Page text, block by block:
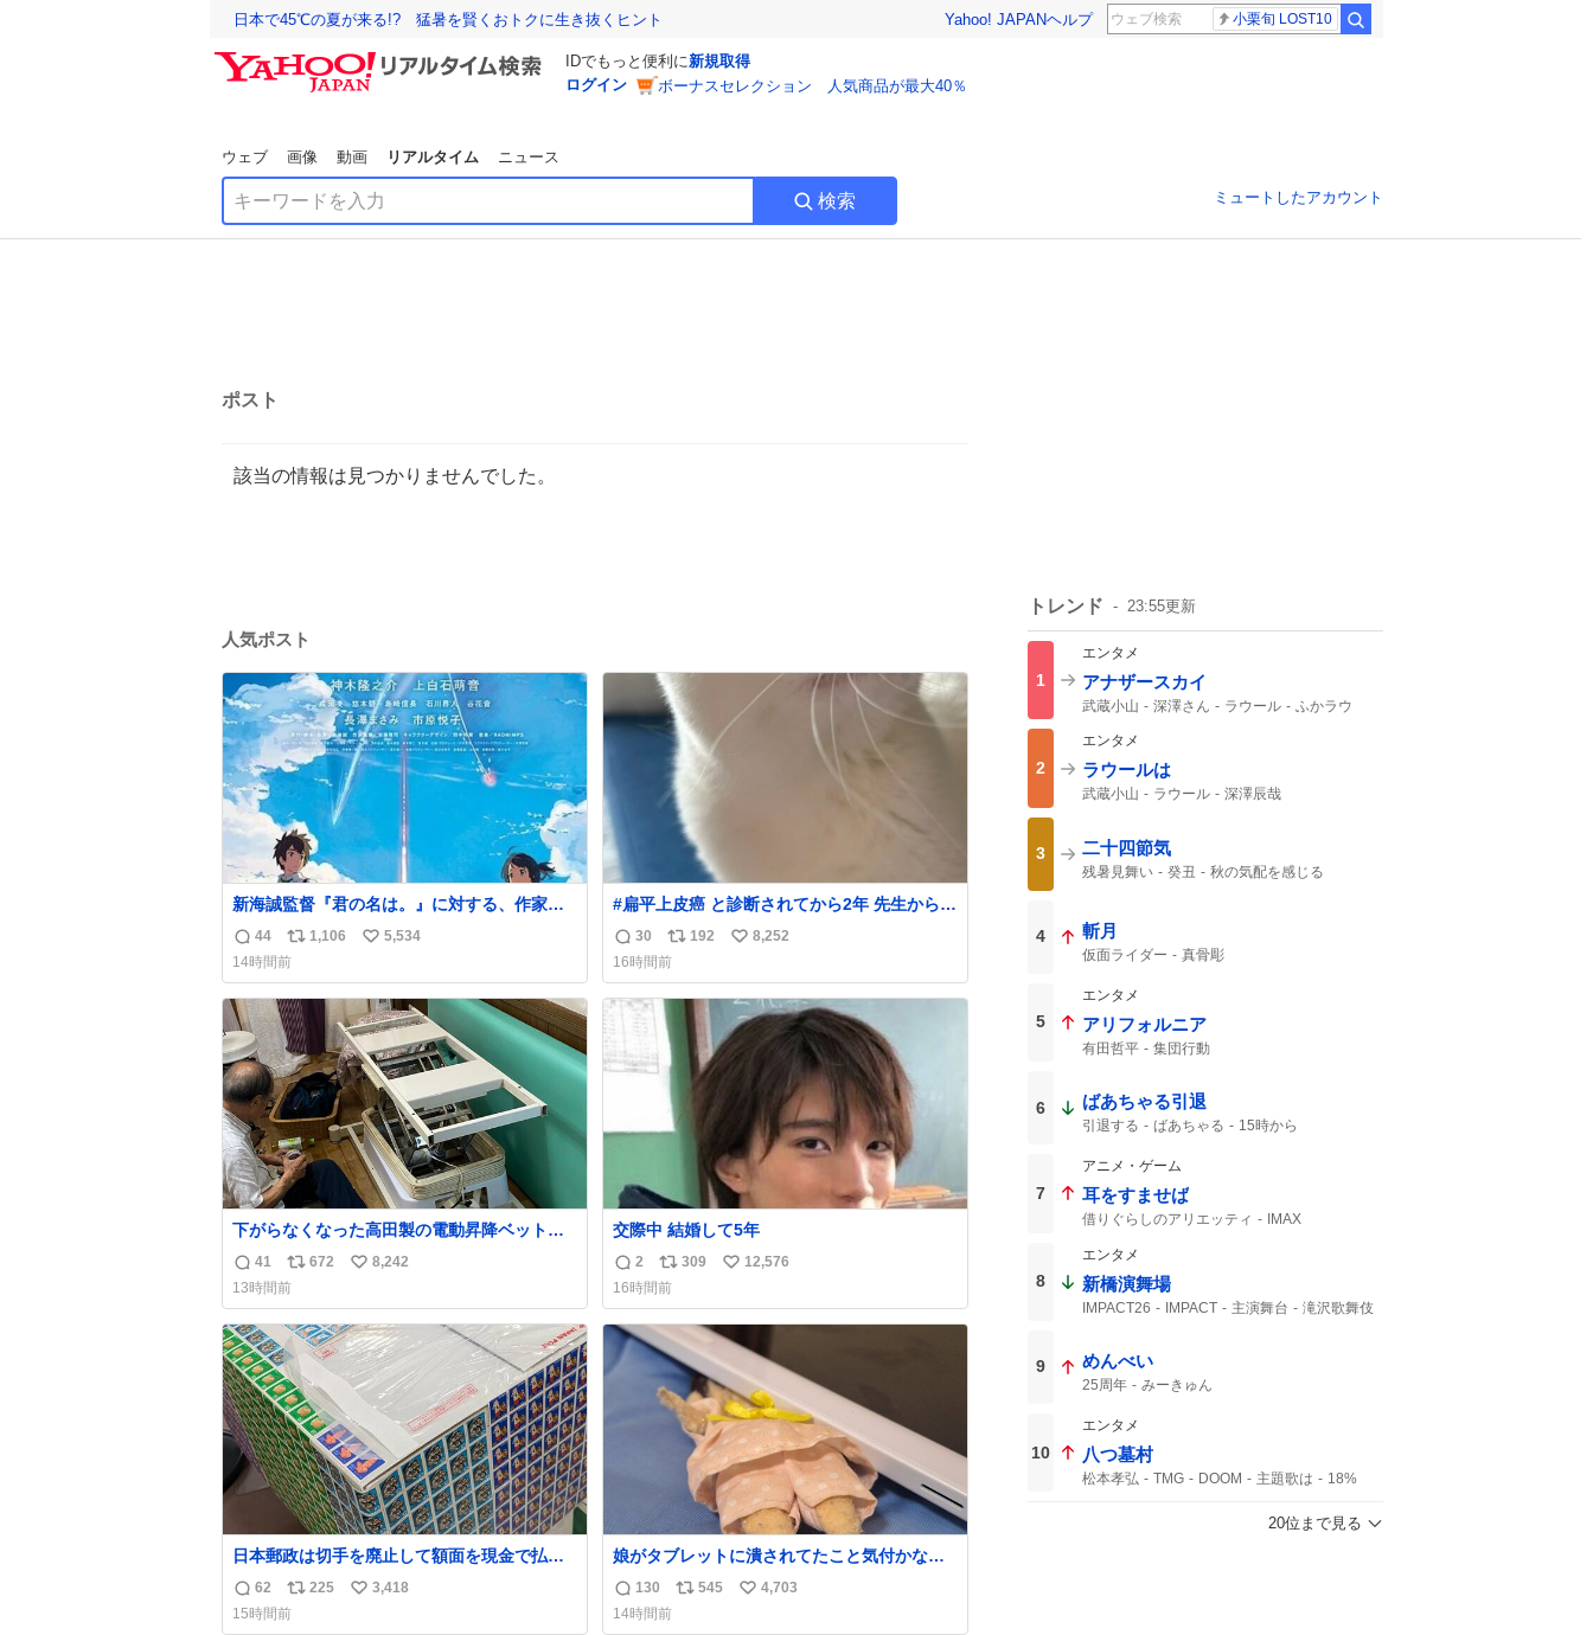
日本で45℃の夏が来る!? 猛暑を賢くおトクに生き抜くヒント Yahoo! JAPANヘルプ 小栗旬 LOST10
IDでもっと便利に新規取得
ログイン
ボーナスセレクション 人気商品が最大40％
ウェブ 画像 動画 リアルタイム ニュース
検索 ミュートしたアカウント
ポスト
該当の情報は見つかりませんでした。
人気ポスト
新海誠監督『君の名は。』に対する、作家・
小川哲の分析が面白い。
返
信
数
44
リ
ポ
ス
ト
数
1,106
い
ね
数
5,534
14時間前
#扁平上皮癌 と診断されてから2年 先生から
「寛解でいいでしょう！」と言われました。
がんばったね。
返
信
数
30
リ
ポ
ス
ト
数
192
い
ね
数
8,252
16時間前
下がらなくなった高田製の電動昇降ベット。
メーカーからは、完全に見放されたんです
が、 見事に85歳の父が治しました。 うちの父
は、トヨタカローラのボディをオート生産す
る、工業ロボットの製作者なんですが、 父が
電動ベットの配線をハンダで修理している横
で、
返
信
数
41
リ
ポ
ス
ト
数
672
い
ね
数
8,242
13時間前
交際中 結婚して5年
返
信
数
2
リ
ポ
ス
ト
数
309
い
ね
数
12,576
16時間前
日本郵政は切手を廃止して額面を現金で払い
戻せ2026 #日本郵政 @JapanPostHD_PR
返
信
62
リ
ポ
225
い
3,418
15時間前
娘がタブレットに潰されてたこと気付かなか
った。 旦那だけは娘の波長を感じ取れるから
声出せずともSOSが伝わったらしい。 急いで
旦那が救出して、泣きじゃくる娘に自分も謝
返
信
130
リ
545
い
4,703
14時間前
トレンド 23:55更新
1
エンタメ
アナザースカイ
武蔵小山 深澤さん ラウール
ふかラウ
2
エンタメ
ラウールは
武蔵小山 ラウール
深澤辰哉
3 二十四節気
残暑見舞い 癸丑
秋の気配を感じる
4 斬月
仮面ライダー 真骨彫
5
エンタメ
アリフォルニア
有田哲平 集団行動
6 ばあちゃる引退
引退する ばあちゃる 15時から
7
アニメ・ゲーム
耳をすませば
借りぐらしのアリエッティ
IMAX
8
エンタメ
新橋演舞場
IMPACT26 IMPACT 主演舞台
滝沢歌舞伎
9 めんべい
25周年 みーきゅん
10
エンタメ
八つ墓村
松本孝弘 TMG DOOM 主題歌は
18%
20位まで見る